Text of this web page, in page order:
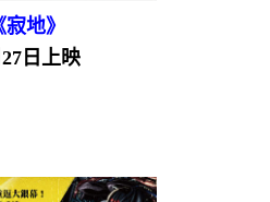
寂地》
日上映